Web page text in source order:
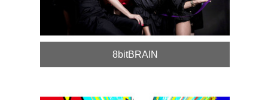
8bitBRAIN